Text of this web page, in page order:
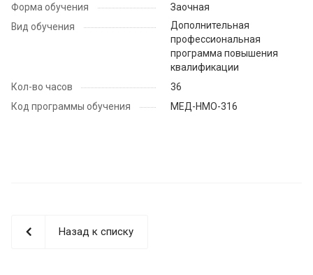
Форма обучения
Заочная
Вид обучения
Дополнительная
профессиональная
программа повышения
квалификации
Кол-во часов
36
Код программы обучения
МЕД-НМО-316
Назад к списку